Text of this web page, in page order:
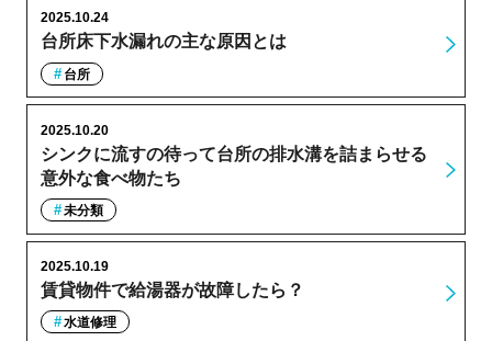
台所床下水漏れの主な原因とは
2025.10.24
台所
シンクに流すの待って台所の排水溝を詰まらせる
意外な食べ物たち
2025.10.20
未分類
賃貸物件で給湯器が故障したら？
2025.10.19
水道修理